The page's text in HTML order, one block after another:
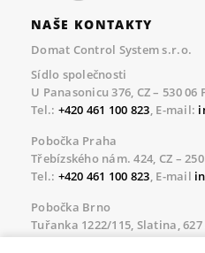
NAŠE KONTAKTY
Domat Control System s.r.o.
Sídlo společnosti
U Panasonicu 376, CZ – 530
Tel.: +420 461 100 823, E-mail:
Pobočka Praha
Třebízského nám. 424, CZ –
Tel.: +420 461 100 823, E-mail
Pobočka Brno
Tuřanka 1222/115, Slatina,
Tel.:+420 461 100 823, E-mail